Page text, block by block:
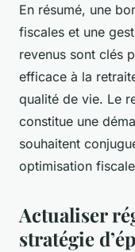
En résumé, une
fiscales et une
revenus sont clés
efficace à la
qualité de vie. Le
constitue une
souhaitent
optimisation
Actualiser
stratégie